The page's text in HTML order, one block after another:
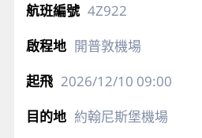
4Z922
開普敦機場
2026/12/10 09:00
約翰尼斯堡機場